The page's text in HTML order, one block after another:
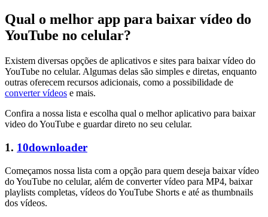
Qual o melhor app para baixar vídeo do
YouTube no celular?
Existem diversas opções de aplicativos e sites para baixar vídeo do
YouTube no celular. Algumas delas são simples e diretas, enquanto
outras oferecem recursos adicionais, como a possibilidade de
converter vídeos e mais.
Confira a nossa lista e escolha qual o melhor aplicativo para baixar
video do YouTube e guardar direto no seu celular.
1. 10downloader
Começamos nossa lista com a opção para quem deseja baixar vídeo
do YouTube no celular, além de converter vídeo para MP4, baixar
playlists completas, vídeos do YouTube Shorts e até as thumbnails
dos vídeos.